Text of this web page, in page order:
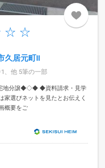
久居元町II
、他 5筆の一部
地分譲◆◇◆ ◆資料請求・見学
選びネットを見たとお伝えく
概要をご